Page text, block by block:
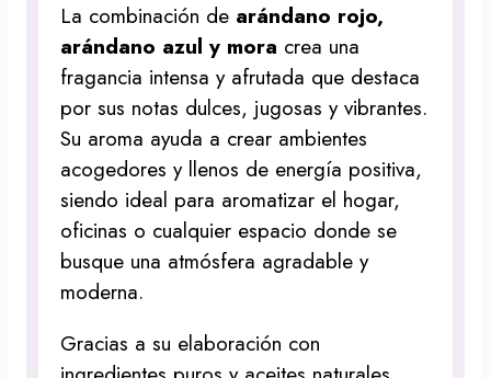
La combinación de arándano rojo,
arándano azul y mora crea una
fragancia intensa y afrutada que destaca
por sus notas dulces, jugosas y vibrantes.
Su aroma ayuda a crear ambientes
acogedores y llenos de energía positiva,
siendo ideal para aromatizar el hogar,
oficinas o cualquier espacio donde se
busque una atmósfera agradable y
moderna.
Gracias a su elaboración con